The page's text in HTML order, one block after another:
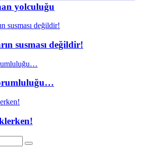
yolculuğu
susması değildir!